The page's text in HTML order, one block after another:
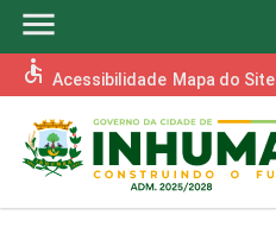
menu
accessible Acessibilidade Mapa do Site